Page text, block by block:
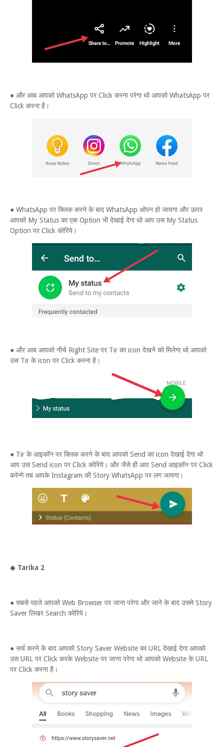
● और आब आपको WhatsApp पर Click करना परेगा थो आपको WhatsApp पर
Click करना है।
● WhatsApp पर क्लिक करने के बाद WhatsApp ओपन हो जायगा और ऊपर
आपको My Status का एक Option भी देखाई देगा थो आप उस My Status
Option पर Click कोरिये।
● और आब आपको नीचे Right Site पर Tir का icon देखने को मिलेगा थो आपको
उस Tir के icon पर Click करना है।
● Tir के आइकॉन पर क्लिक करने के बाद आपको Send का icon देखाई देगा थो
आप उस Send icon पर Click कोरिये। और जैसे ही आप Send आइकॉन पर Click
करेन्गे तब आपके Instagram की Story WhatsApp पर लग जायगा।
◆ Tarika 2
● सबसे पहले आपको Web Browser पर जाना परेगा और जाने के बाद उसमे Story
Saver लिखर Search कोरिये।
● सर्च करने के बाद आपको Story Saver Website का URL देखाई देगा आपको
उस URL पर Click करके Website पर जाना परेगा थो आपको Website के URL
पर Click करना है।